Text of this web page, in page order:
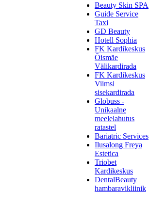
Beauty Skin SPA
Guide Service
Taxi
GD Beauty
Hotell Sophia
FK Kardikeskus
Õismäe
Välikardirada
FK Kardikeskus
Viimsi
sisekardirada
Globuss -
Unikaalne
meelelahutus
ratastel
Bariatric Services
Ilusalong Freya
Estetica
Triobet
Kardikeskus
DentalBeauty
hambaravikliinik